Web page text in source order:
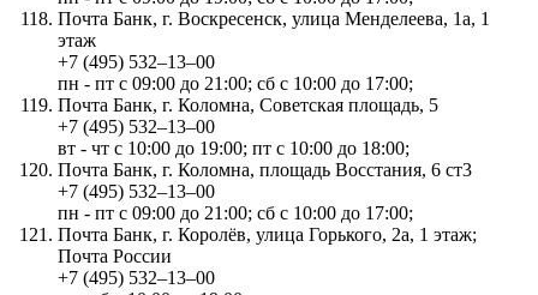
Почта Банк, г. Воскресенск, улица Менделеева, 1а, 1
этаж
+7 (495) 532‒13‒00
пн - пт с 09:00 до 21:00; сб с 10:00 до 17:00;
Почта Банк, г. Коломна, Советская площадь, 5
+7 (495) 532‒13‒00
вт - чт с 10:00 до 19:00; пт с 10:00 до 18:00;
Почта Банк, г. Коломна, площадь Восстания, 6 ст3
+7 (495) 532‒13‒00
пн - пт с 09:00 до 21:00; сб с 10:00 до 17:00;
Почта Банк, г. Королёв, улица Горького, 2а, 1 этаж;
Почта России
+7 (495) 532‒13‒00